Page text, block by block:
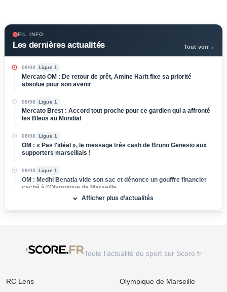
FIL INFO
Les dernières actualités Tout voir→
08/08 Ligue 1
Mercato OM : De retour de prêt, Amine Harit fixe sa priorité
absolue pour son avenir
08/08 Ligue 1
Mercato Brest : Accord tout proche pour ce gardien qui a affronté
les Bleus au Mondial
08/08 Ligue 1
OM : « Pas l'idéal », le message très cash de Bruno Genesio aux
supporters marseillais !
08/08 Ligue 1
OM : Medhi Benatia vide son sac et dénonce un gouffre financier
caché à l'Olympique de Marseille
Mercato Lens : Un attaquant de Benfica dans le viseur, la Lazio
prend de vitesse les Sang et Or
Mercato : L'OM passe à l'attaque pour s'offrir une sensation
Afficher plus d’actualités
Toute l'actualité du sport sur Score.fr
RC Lens
Olympique de Marseille